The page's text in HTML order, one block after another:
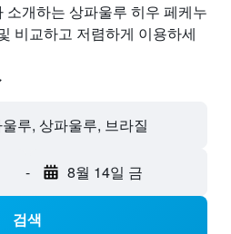
소개하는 상파울루 히우 페케누
비교하고 저렴하게 이용하세
루, 상파울루, 브라질
- 8월 14일 금
검색